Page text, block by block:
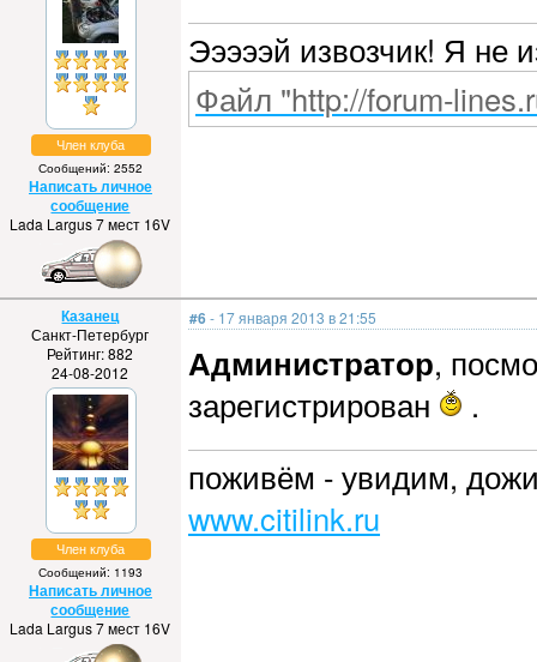
Член клуба
Сообщений: 2552
Написать личное
сообщение
Lada Largus 7 мест 16V
Эээээй извозчик! Я не
Файл "http://forum-
Казанец
Санкт-Петербург
Рейтинг: 882
24-08-2012
Член клуба
Сообщений: 1193
Написать личное
сообщение
Lada Largus 7 мест 16V
#6- 17 января 2013 в 21:55
Администратор,
зарегистрирован
.
поживём - увидим,
www.citilink.ru